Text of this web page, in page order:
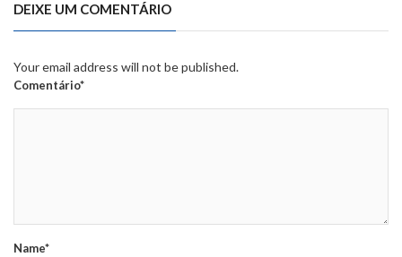
DEIXE UM COMENTÁRIO
Your email address will not be published.
Comentário*
Name*